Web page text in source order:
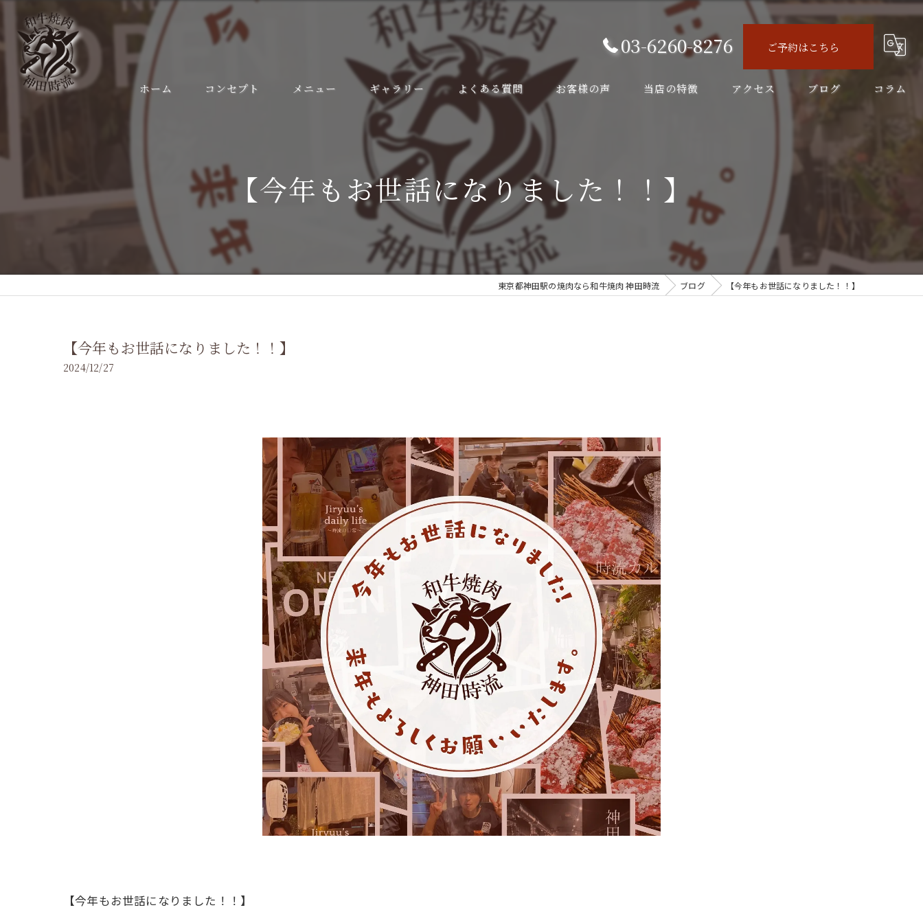
03-6260-8276 ご予約はこちら
ホーム コンセプト メニュー ギャラリー よくある質問 お客様の声 当店の特徴
飲み会
アクセス ブログ コラム
【今年もお世話になりました！！】
東京都神田駅の焼肉なら和牛焼肉 神田時流 ブログ 【今年もお世話になりました！！】
【今年もお世話になりました！！】
2024/12/27
【今年もお世話になりました！！】